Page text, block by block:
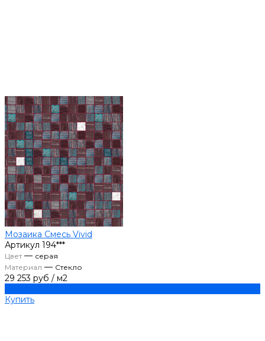
Мозаика Смесь Vivid
Артикул 194***
Цвет— серая
Материал — Стекло
29 253 руб / м2
Купить